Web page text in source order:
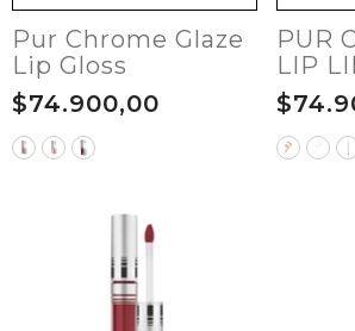
Pur Chrome Glaze
Lip Gloss
$74.900,00
PUR
LIP